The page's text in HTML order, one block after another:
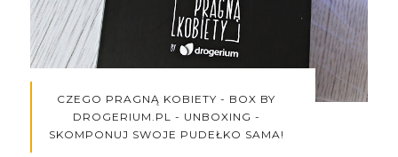
CZEGO PRAGNĄ KOBIETY - BOX BY
DROGERIUM.PL - UNBOXING -
SKOMPONUJ SWOJE PUDEŁKO SAMA!